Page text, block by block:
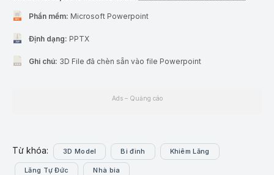
Phần mềm: Microsoft Powerpoint
Định dạng: PPTX
Ghi chú: 3D File đã chèn sẵn vào file Powerpoint
Ads – Quảng cáo
Từ khóa: 3D Model Bi đình Khiêm Lăng
Lăng Tự Đức Nhà bia